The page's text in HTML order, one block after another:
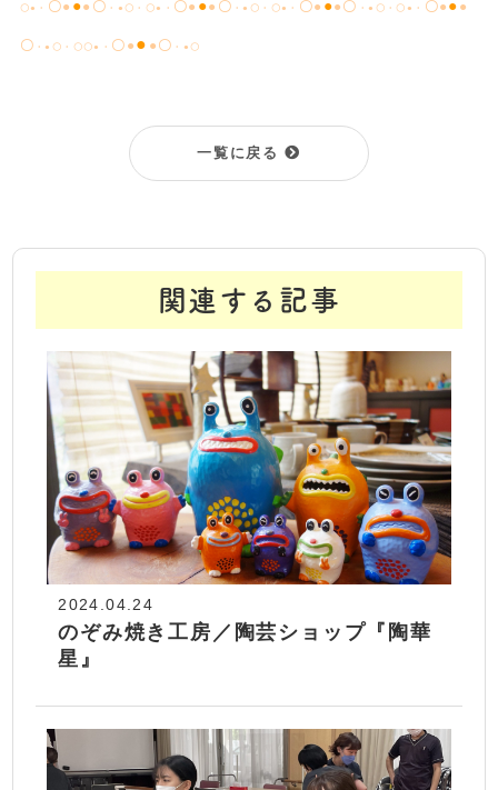
〇●・ 〇● ●● 〇 ・●〇・〇●・ 〇● ●●〇 ・●〇・〇●・ 〇● ●●〇 ・●〇・〇●・ 〇● ● ●
〇 ・●〇・〇〇●・ 〇● ● ●〇 ・●〇
一覧に戻る
関連する記事
2024.04.24
のぞみ焼き工房／陶芸ショップ『陶華
星』